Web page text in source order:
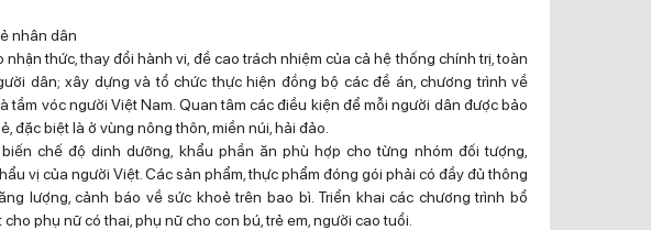
nhân dân
nhận thức, thay đổi hành vi, đề cao trách nhiệm của cả hệ thống chính trị, toàn
dân; xây dựng và tổ chức thực hiện đồng bộ các đề án, chương trình về
tầm vóc người Việt Nam. Quan tâm các điều kiện để mỗi người dân được bảo
đặc biệt là ở vùng nông thôn, miền núi, hải đảo.
chế độ dinh dưỡng, khẩu phần ăn phù hợp cho từng nhóm đối tượng,
vị của người Việt. Các sản phẩm, thực phẩm đóng gói phải có đầy đủ thông
lượng, cảnh báo về sức khoẻ trên bao bì. Triển khai các chương trình bổ
phụ nữ có thai, phụ nữ cho con bú, trẻ em, người cao tuổi.